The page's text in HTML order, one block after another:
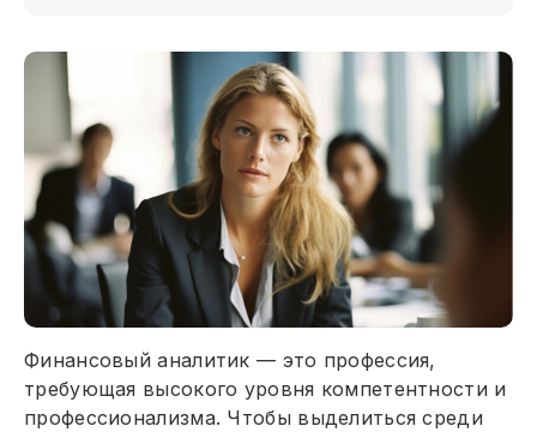
Финансовый аналитик — это профессия,
требующая высокого уровня компетентности и
профессионализма. Чтобы выделиться среди